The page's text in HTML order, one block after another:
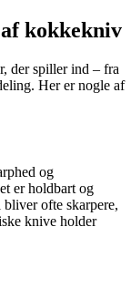
kokkekniv
der spiller ind – fra
Her er nogle af
og
er holdbart og
ofte skarpere,
knive holder